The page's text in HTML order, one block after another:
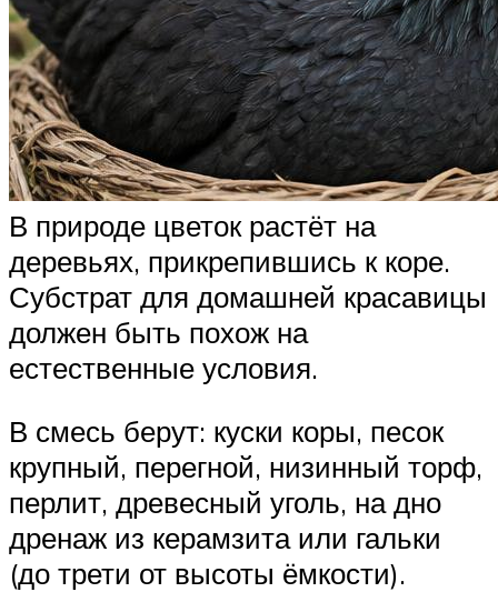
В природе цветок растёт на
деревьях, прикрепившись к коре.
Субстрат для домашней красавицы
должен быть похож на
естественные условия.
В смесь берут: куски коры, песок
крупный, перегной, низинный торф,
перлит, древесный уголь, на дно
дренаж из керамзита или гальки
(до трети от высоты ёмкости).